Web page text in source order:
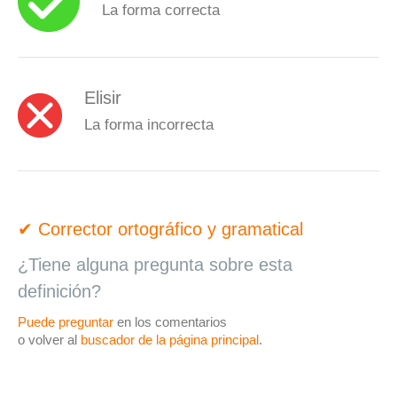
La forma correcta
Elisir
La forma incorrecta
✔ Corrector ortográfico y gramatical
¿Tiene alguna pregunta sobre esta
definición?
Puede preguntar en los comentarios
o volver al buscador de la página principal.